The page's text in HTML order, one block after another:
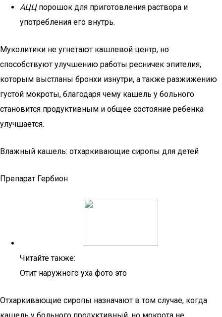
АЦЦпорошок для приготовления раствора и
употребления его внутрь.
Муколитики не угнетают кашлевой центр, но
способствуют улучшению работы ресничек эпителия,
которым выстланы бронхи изнутри, а также разжижению
густой мокроты, благодаря чему кашель у больного
становится продуктивным и общее состояние ребенка
улучшается.
Влажный кашель: отхаркивающие сиропы для детей
Препарат Гербион
Читайте также:
Отит наружного уха фото это
Отхаркивающие сиропы назначают в том случае, когда